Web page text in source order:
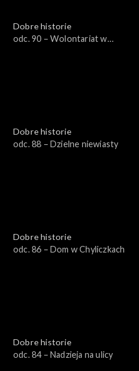
Dobre historie
odc. 90 – Wolontariat w
Dobre historie
odc. 88 – Dzielne niewiasty
Dobre historie
odc. 86 – Dom w Chyliczkach
Dobre historie
odc. 84 – Nadzieja na ulicy